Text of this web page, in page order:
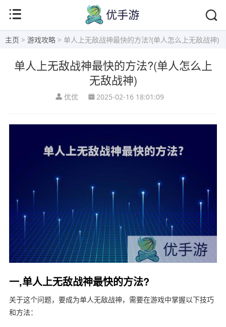
主页 > 游戏攻略 > 单人上无敌战神最快的方法?(单人怎么上无敌战神)
单人上无敌战神最快的方法?(单人怎么上
无敌战神)
优优 2025-02-16 18:01:09
一,单人上无敌战神最快的方法?
关于这个问题，要成为单人无敌战神，需要在游戏中掌握以下技巧
和方法：